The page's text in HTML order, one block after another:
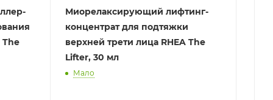
The
Миорелаксирующий лифтинг-
концентрат для подтяжки
верхней трети лица RHEA The
Lifter, 30 мл
Мало